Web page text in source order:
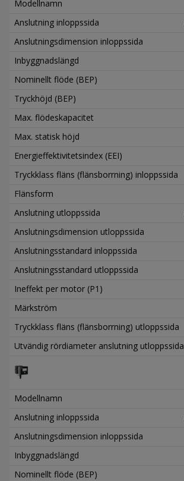
Modellnamn
Anslutning inloppssida
Anslutningsdimension inloppssida
Inbyggnadslängd
Nominellt flöde (BEP)
Tryckhöjd (BEP)
Max. flödeskapacitet
Max. statisk höjd
Energieffektivitetsindex (EEI)
Tryckklass fläns (flänsborrning) inloppssida
Flänsform
Anslutning utloppssida
Anslutningsdimension utloppssida
Anslutningsstandard inloppssida
Anslutningsstandard utloppssida
Ineffekt per motor (P1)
Märkström
Tryckklass fläns (flänsborrning) utloppssida
Utvändig rördiameter anslutning utloppssida
Modellnamn
Anslutning inloppssida
Anslutningsdimension inloppssida
Inbyggnadslängd
Nominellt flöde (BEP)